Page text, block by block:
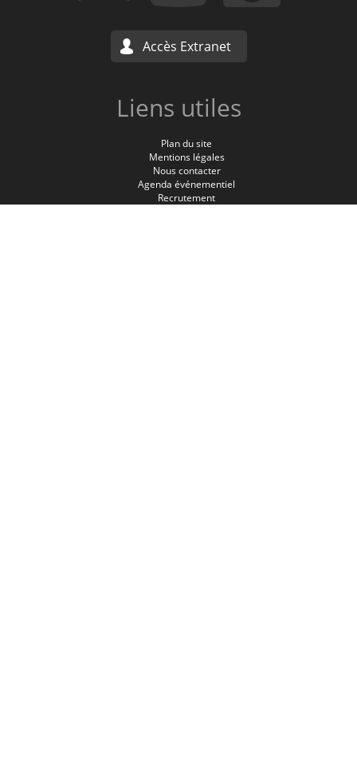
Accès Extranet
Liens utiles
Plan du site
Mentions légales
Nous contacter
Agenda événementiel
Recrutement